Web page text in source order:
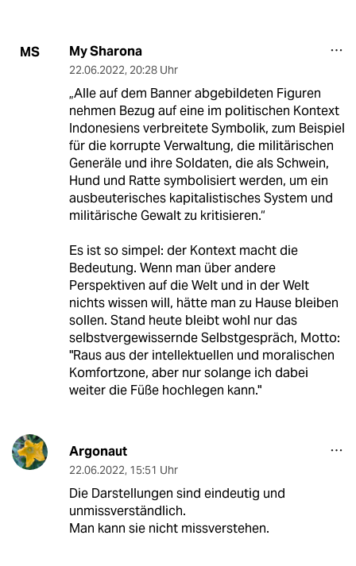
MS My Sharona
22.06.2022, 20:28 Uhr
„Alle auf dem Banner abgebildeten Figuren
nehmen Bezug auf eine im politischen Kontext
Indonesiens verbreitete Symbolik, zum Beispiel
für die korrupte Verwaltung, die militärischen
Generäle und ihre Soldaten, die als Schwein,
Hund und Ratte symbolisiert werden, um ein
ausbeuterisches kapitalistisches System und
militärische Gewalt zu kritisieren.“
Es ist so simpel: der Kontext macht die
Bedeutung. Wenn man über andere
Perspektiven auf die Welt und in der Welt
nichts wissen will, hätte man zu Hause bleiben
sollen. Stand heute bleibt wohl nur das
selbstvergewissernde Selbstgespräch, Motto:
"Raus aus der intellektuellen und moralischen
Komfortzone, aber nur solange ich dabei
weiter die Füße hochlegen kann."
Argonaut
22.06.2022, 15:51 Uhr
Die Darstellungen sind eindeutig und
unmissverständlich.
Man kann sie nicht missverstehen.